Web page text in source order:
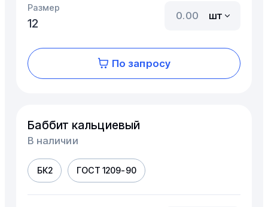
Размер
12
шт
По запросу
Баббит кальциевый
В наличии
БК2 ГОСТ 1209-90